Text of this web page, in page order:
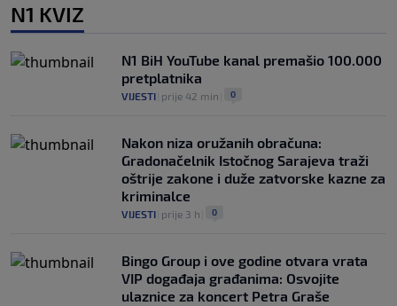
N1 KVIZ
N1 BiH YouTube kanal premašio 100.000
pretplatnika
VIJESTI prije 42 min 0
Nakon niza oružanih obračuna:
Gradonačelnik Istočnog Sarajeva traži
oštrije zakone i duže zatvorske kazne za
kriminalce
VIJESTI prije 3 h 0
Bingo Group i ove godine otvara vrata
VIP događaja građanima: Osvojite
ulaznice za koncert Petra Graše